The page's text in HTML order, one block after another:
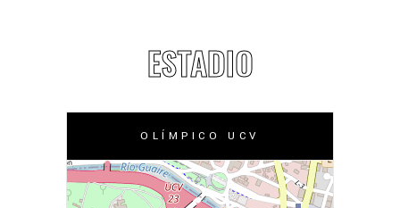
ESTADIO
OLÍMPICO UCV